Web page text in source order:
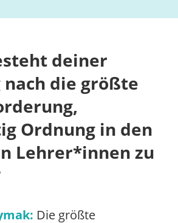
deiner
nach die größte
Ordnung in den
Lehrer*innen zu
Die größte